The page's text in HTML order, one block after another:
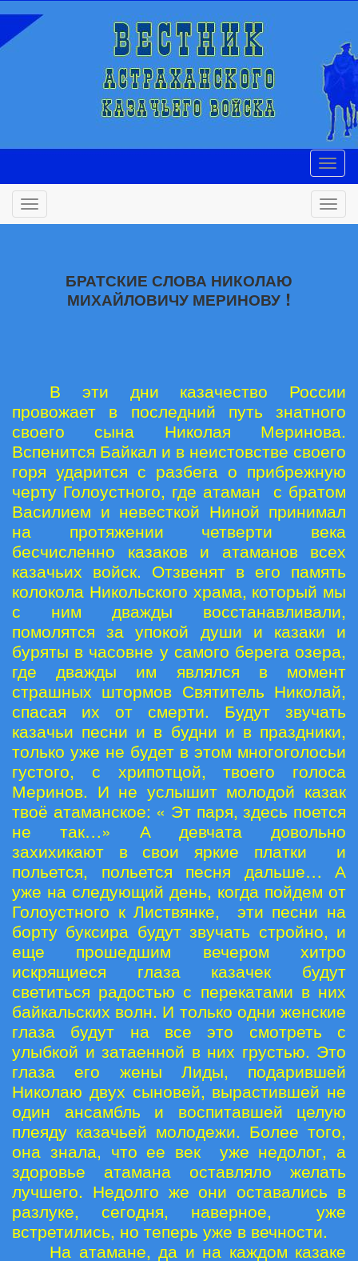
БРАТСКИЕ СЛОВА НИКОЛАЮ
МИХАЙЛОВИЧУ МЕРИНОВУ !
В эти дни казачество России
провожает в последний путь знатного
своего сына Николая Меринова.
Вспенится Байкал и в неистовстве своего
горя ударится с разбега о прибрежную
черту Голоустного, где атаман с братом
Василием и невесткой Ниной принимал
на протяжении четверти века
бесчисленно казаков и атаманов всех
казачьих войск. Отзвенят в его память
колокола Никольского храма, который мы
с ним дважды восстанавливали,
помолятся за упокой души и казаки и
буряты в часовне у самого берега озера,
где дважды им являлся в момент
страшных штормов Святитель Николай,
спасая их от смерти. Будут звучать
казачьи песни и в будни и в праздники,
только уже не будет в этом многоголосьи
густого, с хрипотцой, твоего голоса
Меринов. И не услышит молодой казак
твоё атаманское: « Эт паря, здесь поется
не так…» А девчата довольно
захихикают в свои яркие платки и
польется, польется песня дальше… А
уже на следующий день, когда пойдем от
Голоустного к Листвянке, эти песни на
борту буксира будут звучать стройно, и
еще прошедшим вечером хитро
искрящиеся глаза казачек будут
светиться радостью с перекатами в них
байкальских волн. И только одни женские
глаза будут на все это смотреть с
улыбкой и затаенной в них грустью. Это
глаза его жены Лиды, подарившей
Николаю двух сыновей, вырастившей не
один ансамбль и воспитавшей целую
плеяду казачьей молодежи. Более того,
она знала, что ее век уже недолог, а
здоровье атамана оставляло желать
лучшего. Недолго же они оставались в
разлуке, сегодня, наверное, уже
встретились, но теперь уже в вечности.
На атамане, да и на каждом казаке